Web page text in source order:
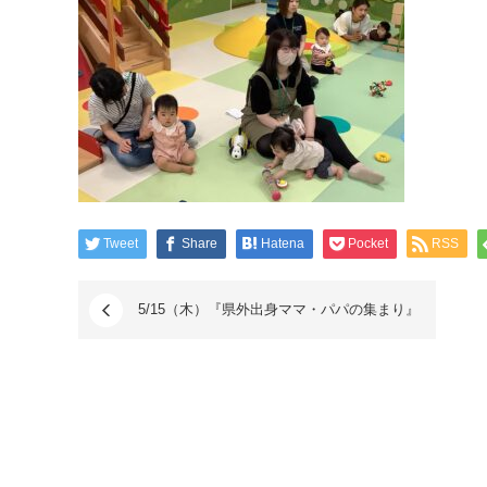
Tweet Share Hatena Pocket RSS
5/15（木）『県外出身ママ・パパの集まり』